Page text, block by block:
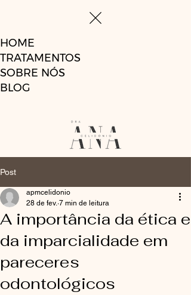
HOME
TRATAMENTOS
SOBRE NÓS
BLOG
Post
A importância da ética e
da imparcialidade em
pareceres
odontológicos
apmcelidonio
28 de fev. 7 min de leitura